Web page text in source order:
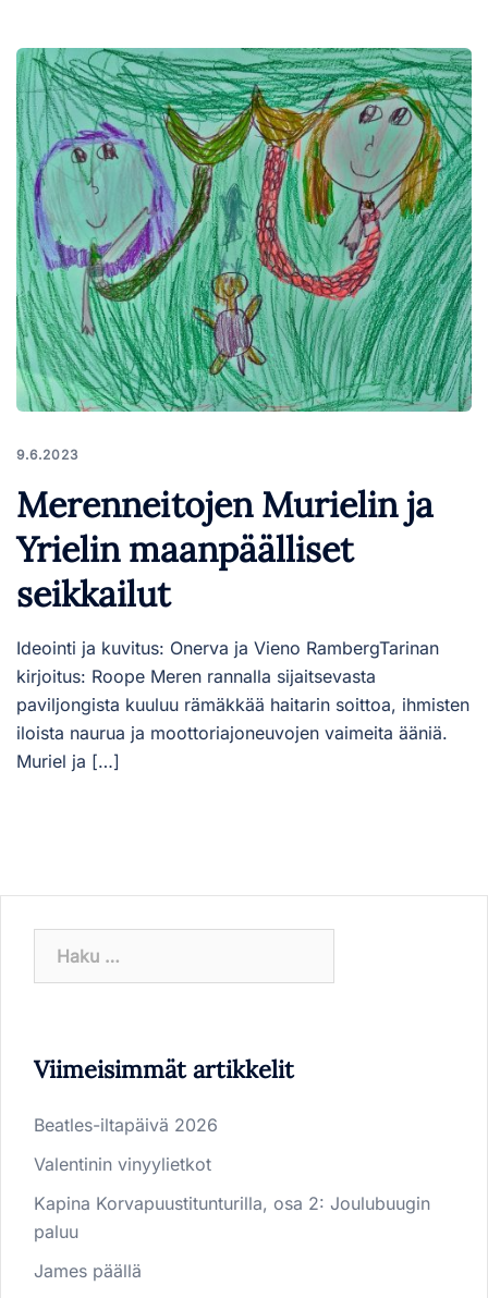
9.6.2023
Merenneitojen Murielin ja
Yrielin maanpäälliset
seikkailut
Ideointi ja kuvitus: Onerva ja Vieno RambergTarinan
kirjoitus: Roope Meren rannalla sijaitsevasta
paviljongista kuuluu rämäkkää haitarin soittoa, ihmisten
iloista naurua ja moottoriajoneuvojen vaimeita ääniä.
Muriel ja […]
Viimeisimmät artikkelit
Beatles-iltapäivä 2026
Valentinin vinyylietkot
Kapina Korvapuustitunturilla, osa 2: Joulubuugin
paluu
James päällä